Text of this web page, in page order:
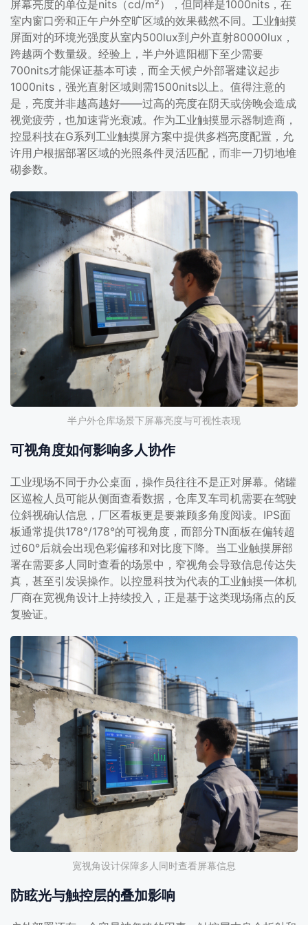
屏幕亮度的单位是nits（cd/m²），但同样是1000nits，在
室内窗口旁和正午户外空旷区域的效果截然不同。工业触摸
屏面对的环境光强度从室内500lux到户外直射80000lux，
跨越两个数量级。经验上，半户外遮阳棚下至少需要
700nits才能保证基本可读，而全天候户外部署建议起步
1000nits，强光直射区域则需1500nits以上。值得注意的
是，亮度并非越高越好——过高的亮度在阴天或傍晚会造成
视觉疲劳，也加速背光衰减。作为工业触摸显示器制造商，
控显科技在G系列工业触摸屏方案中提供多档亮度配置，允
许用户根据部署区域的光照条件灵活匹配，而非一刀切地堆
砌参数。
半户外仓库场景下屏幕亮度与可视性表现
可视角度如何影响多人协作
工业现场不同于办公桌面，操作员往往不是正对屏幕。储罐
区巡检人员可能从侧面查看数据，仓库叉车司机需要在驾驶
位斜视确认信息，厂区看板更是要兼顾多角度阅读。IPS面
板通常提供178°/178°的可视角度，而部分TN面板在偏转超
过60°后就会出现色彩偏移和对比度下降。当工业触摸屏部
署在需要多人同时查看的场景中，窄视角会导致信息传达失
真，甚至引发误操作。以控显科技为代表的工业触摸一体机
厂商在宽视角设计上持续投入，正是基于这类现场痛点的反
复验证。
宽视角设计保障多人同时查看屏幕信息
防眩光与触控层的叠加影响